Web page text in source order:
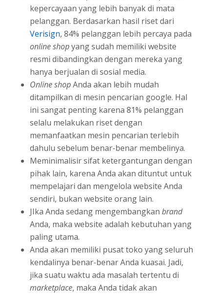
kepercayaan yang lebih banyak di mata
pelanggan. Berdasarkan hasil riset dari
Verisign, 84% pelanggan lebih percaya pada
online shopyang sudah memiliki website
resmi dibandingkan dengan mereka yang
hanya berjualan di sosial media.
Online shopAnda akan lebih mudah
ditampilkan di mesin pencarian google. Hal
ini sangat penting karena 81% pelanggan
selalu melakukan riset dengan
memanfaatkan mesin pencarian terlebih
dahulu sebelum benar-benar membelinya.
Meminimalisir sifat ketergantungan dengan
pihak lain, karena Anda akan dituntut untuk
mempelajari dan mengelola website Anda
sendiri, bukan website orang lain.
JIka Anda sedang mengembangkan brand
Anda, maka website adalah kebutuhan yang
paling utama.
Anda akan memiliki pusat toko yang seluruh
kendalinya benar-benar Anda kuasai. Jadi,
jika suatu waktu ada masalah tertentu di
marketplace, maka Anda tidak akan